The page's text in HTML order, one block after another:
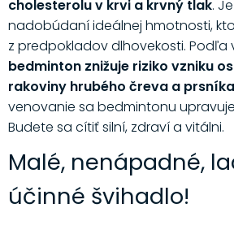
cholesterolu v krvi a krvný tlak.
nadobúdaní ideálnej hmotnosti,
z predpokladov dlhovekosti. Podľa
bedminton znižuje riziko vzniku
rakoviny hrubého čreva a prsníka
venovanie sa bedmintonu
Budete sa cítiť silní, zdraví a vitálni.
Malé, nenápadné,
účinné švihadlo!